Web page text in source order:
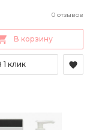
0 отзывов
В корзину
1 клик